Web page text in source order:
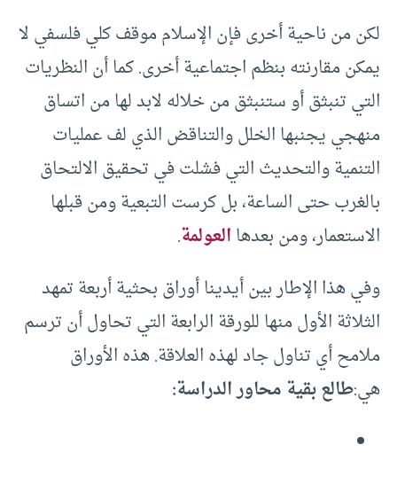
لكن من ناحية أخرى فإن الإسلام موقف كلي فلسفي لا
يمكن مقارنته بنظم اجتماعية أخرى. كما أن النظريات
التي تنبثق أو ستنبثق من خلاله لابد لها من اتساق
منهجي يجنبها الخلل والتناقض الذي لف عمليات
التنمية والتحديث التي فشلت في تحقيق الالتحاق
بالغرب حتى الساعة، بل كرست التبعية ومن قبلها
الاستعمار، ومن بعدهاالعولمة.
وفي هذا الإطار بين أيدينا أوراق بحثية أربعة تمهد
الثلاثة الأول منها للورقة الرابعة التي تحاول أن ترسم
ملامح أي تناول جاد لهذه العلاقة. هذه الأوراق
هي:طالع بقية محاور الدراسة: